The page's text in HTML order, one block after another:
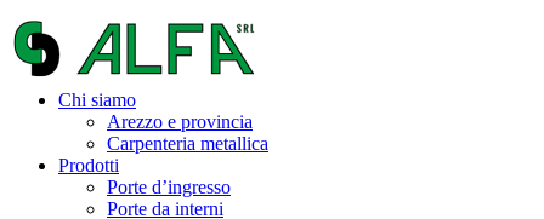
Chi siamo
Arezzo e provincia
Carpenteria metallica
Prodotti
Porte d’ingresso
Porte da interni